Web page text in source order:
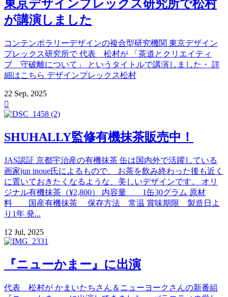
東京デザインプレックス研究所で松村
が講演しました
コンテンポラリーデザインの複合型研究機関 東京デザイン
プレックス研究所で 代表 松村が 「茶道とクリエイティ
ブ 守破離について」 というタイトルで講演しました・ 詳
細はこちら デザインプレックス松村
22 Sep, 2025

SHUHALLY監修有機抹茶販売中！
JAS認証 京都宇治産の有機抹茶 缶は国内外で活躍している
画家jun inoue氏によるもので、 お茶を飲み終わった後も近く
に置いておきたくなるような、美しいデザインです。 オリ
ジナル有機抹茶（¥2,800） 内容量 1缶30グラム 原材
料 国産有機抹茶 保存方法 常温 賞味期限 製造日よ
り1年 発...
12 Jul, 2025
『ニューかまー』に出演
代表 松村が かまいたちさん＆ニューヨークさんの新番組